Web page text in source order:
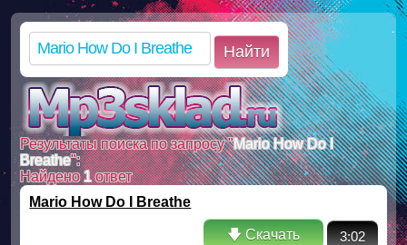
Найти
Результаты поиска по запросу "Mario How Do I
Breathe":
Найдено1ответ
Mario How Do I Breathe
🡇 Скачать 3:02